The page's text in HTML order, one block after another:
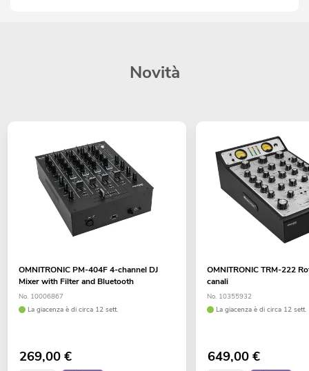
Novità
OMNITRONIC PM-404F 4-channel DJ
Mixer with Filter and Bluetooth
No. 10006867
La giacenza è di circa 12 sett.
269,00€
OMNITRONIC TRM-222
canali
No. 10355932
La giacenza è di circa 12 sett.
649,00€